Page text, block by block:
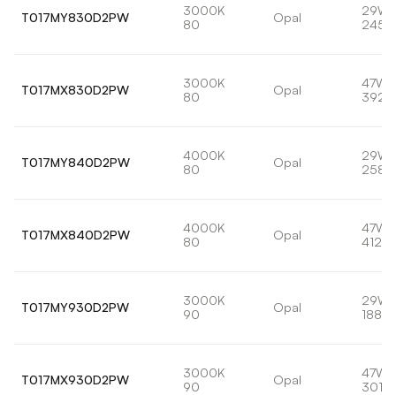
T017MY830D2PW
3000K
80
Opal
29W
T017MX830D2PW
3000K
80
Opal
47W
T017MY840D2PW
4000K
80
Opal
29W
T017MX840D2PW
4000K
80
Opal
47W
T017MY930D2PW
3000K
90
Opal
29W
T017MX930D2PW
3000K
90
Opal
47W